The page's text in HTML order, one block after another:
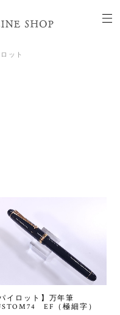
ット
パイロット】万年筆
EF（極細字）